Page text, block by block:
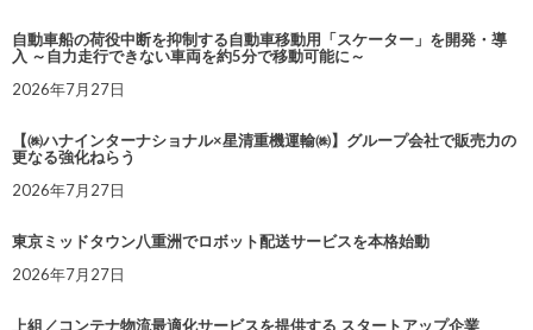
自動車船の荷役中断を抑制する自動車移動用「スケーター」を開発・導
入 ～自力走行できない車両を約5分で移動可能に～
2026年7月27日
【㈱ハナインターナショナル×星清重機運輸㈱】グループ会社で販売力の
更なる強化ねらう
2026年7月27日
東京ミッドタウン八重洲でロボット配送サービスを本格始動
2026年7月27日
上組／コンテナ物流最適化サービスを提供する スタートアップ企業